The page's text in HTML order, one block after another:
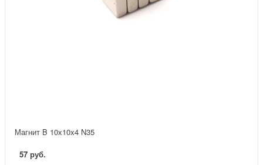
Магнит B 10x10x4 N35
57 руб.